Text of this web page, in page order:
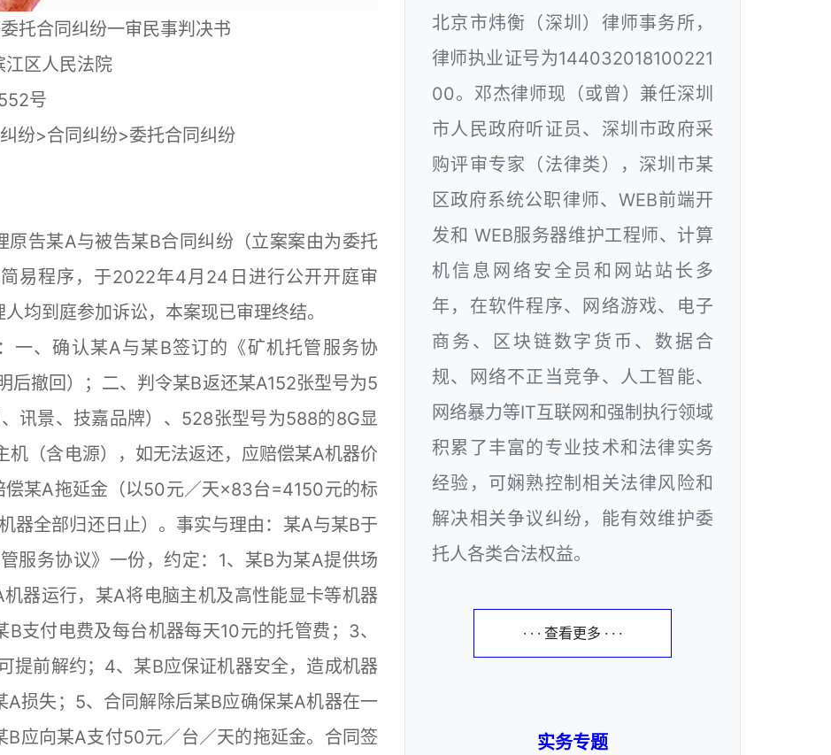
托合同纠纷一审民事判决书
区人民法院
552号
>合同纠纷>委托合同纠纷
告某A与被告某B合同纠纷（立案案由为委托
易程序，于2022年4月24日进行公开开庭审
均到庭参加诉讼，本案现已审理终结。
、确认某A与某B签订的《矿机托管服务协
后撤回）；二、判令某B返还某A152张型号为5
讯景、技嘉品牌）、528张型号为588的8G显
机（含电源），如无法返还，应赔偿某A机器价
某A拖延金（以50元／天×83台=4150元的标
器全部归还日止）。事实与理由：某A与某B于
服务协议》一份，约定：1、某B为某A提供场
器运行，某A将电脑主机及高性能显卡等机器
支付电费及每台机器每天10元的托管费；3、
提前解约；4、某B应保证机器安全，造成机器
损失；5、合同解除后某B应确保某A机器在一
B应向某A支付50元／台／天的拖延金。合同签
北京市炜衡（深圳）律师事务所，
律师执业证号为144032018100221
00。邓杰律师现（或曾）兼任深圳
市人民政府听证员、深圳市政府采
购评审专家（法律类），深圳市某
区政府系统公职律师、WEB前端开
发和 WEB服务器维护工程师、计算
机信息网络安全员和网站站长多
年，在软件程序、网络游戏、电子
商务、区块链数字货币、数据合
规、网络不正当竞争、人工智能、
网络暴力等IT互联网和强制执行领域
积累了丰富的专业技术和法律实务
经验，可娴熟控制相关法律风险和
解决相关争议纠纷，能有效维护委
托人各类合法权益。
· · · 查看更多 · · ·
实务专题